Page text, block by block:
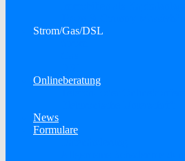
Strom/Gas/DSL
Onlineberatung
News
Formulare